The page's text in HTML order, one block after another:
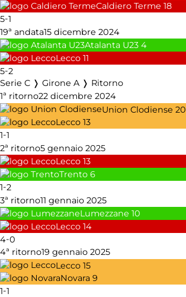
Caldiero Terme 18
5-1
19ª andata15 dicembre 2024
Atalanta U23 4
Lecco 11
5-2
Serie C ❭ Girone A ❭ Ritorno
1ª ritorno22 dicembre 2024
Union Clodiense 20
Lecco 13
1-1
2ª ritorno5 gennaio 2025
Lecco 13
Trento 6
1-2
3ª ritorno11 gennaio 2025
Lumezzane 10
Lecco 14
4-0
4ª ritorno19 gennaio 2025
Lecco 15
Novara 9
1-1